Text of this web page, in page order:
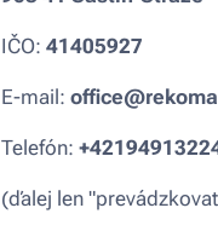
IČO: 41405927
E-mail:
Telefón:
(ďalej len